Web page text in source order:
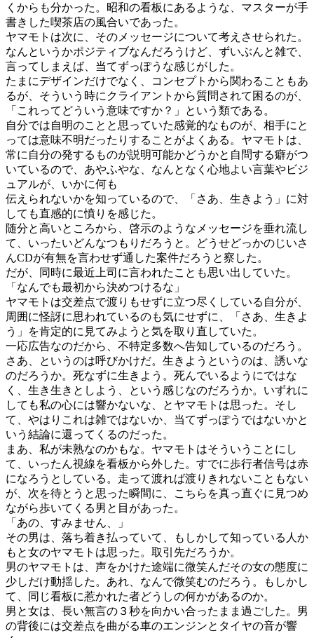
くからも分かった。昭和の看板にあるような、マスターが手
書きした喫茶店の風合いであった。
ヤマモトは次に、そのメッセージについて考えさせられた。
なんというかポジティブなんだろうけど、ずいぶんと雑で、
言ってしまえば、当てずっぽうな感じがした。
たまにデザインだけでなく、コンセプトから関わることもあ
るが、そういう時にクライアントから質問されて困るのが、
「これってどういう意味ですか？」という類である。
自分では自明のことと思っていた感覚的なものが、相手にと
っては意味不明だったりすることがよくある。ヤマモトは、
常に自分の発するものが説明可能かどうかと自問する癖がつ
いているので、あやふやな、なんとなく心地よい言葉やビジ
ュアルが、いかに何も
伝えられないかを知っているので、「さあ、生きよう」に対
しても直感的に憤りを感じた。
随分と高いところから、啓示のようなメッセージを垂れ流し
て、いったいどんなつもりだろうと。どうせどっかのじいさ
んCDが有無を言わせず通した案件だろうと察した。
だが、同時に最近上司に言われたことも思い出していた。
「なんでも最初から決めつけるな」
ヤマモトは交差点で渡りもせずに立つ尽くしている自分が、
周囲に怪訝に思われているのも気にせずに、「さあ、生きよ
う」を肯定的に見てみようと気を取り直していた。
一応広告なのだから、不特定多数へ告知しているのだろう。
さあ、というのは呼びかけだ。生きようというのは、誘いな
のだろうか。死なずに生きよう。死んでいるようにではな
く、生き生きとしよう、という感じなのだろうか。いずれに
しても私の心には響かないな、とヤマモトは思った。そし
て、やはりこれは雑ではないか、当てずっぽうではないかと
いう結論に還ってくるのだった。
まあ、私が未熟なのかもな。ヤマモトはそういうことにし
て、いったん視線を看板から外した。すでに歩行者信号は赤
になろうとしている。走って渡れば渡りきれないこともない
が、次を待とうと思った瞬間に、こちらを真っ直ぐに見つめ
ながら歩いてくる男と目があった。
「あの、すみません、」
その男は、落ち着き払っていて、もしかして知っている人か
もと女のヤマモトは思った。取引先だろうか。
男のヤマモトは、声をかけた途端に微笑んだその女の態度に
少しだけ動揺した。あれ、なんで微笑むのだろう。もしかし
て、同じ看板に惹かれた者どうしの何かがあるのか。
男と女は、長い無言の３秒を向かい合ったまま過ごした。男
の背後には交差点を曲がる車のエンジンとタイヤの音が響